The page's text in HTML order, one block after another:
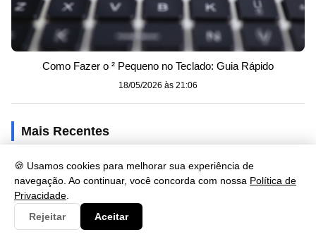
🍪 Usamos cookies para melhorar sua experiência de
navegação. Ao continuar, você concorda com nossa Política de
Privacidade
Rejeitar
Aceitar
Como Fazer o ² Pequeno no Teclado: Guia Rápido
18/05/2026 às 21:06
Mais Recentes